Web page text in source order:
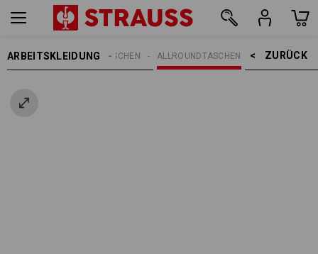
ARBEITSKLEIDUNG ZURÜCK    >
ALLROUNDTASCHEN
TASCHEN
ACCESSOIRES